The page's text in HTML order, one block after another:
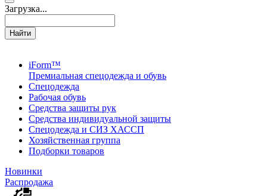
Загрузка...
Найти
iForm™
Премиальная спецодежда и обувь
Спецодежда
Рабочая обувь
Средства защиты рук
Средства индивидуальной защиты
Спецодежда и СИЗ ХАССП
Хозяйственная группа
Подборки товаров
Новинки
Распродажа